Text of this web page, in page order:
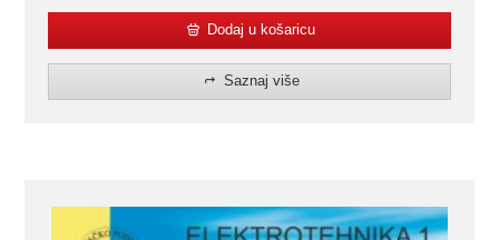
Dodaj u košaricu
Saznaj više